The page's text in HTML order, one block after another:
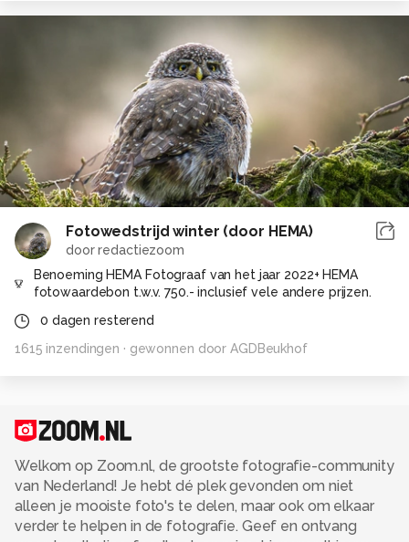
Fotowedstrijd winter (door HEMA)
doorredactiezoom
Benoeming HEMA Fotograaf van het jaar 2022+ HEMA
fotowaardebon t.w.v. 750.- inclusief vele andere prijzen.
0 dagen resterend
1615 inzendingen · gewonnen doorAGDBeukhof
Welkom op Zoom.nl, de grootste fotografie-community
van Nederland! Je hebt dé plek gevonden om niet
alleen je mooiste foto's te delen, maar ook om elkaar
verder te helpen in de fotografie. Geef en ontvang